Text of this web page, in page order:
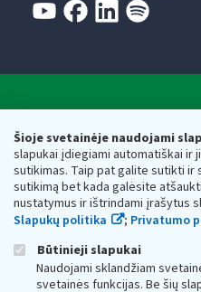
Šioje svetainėje naudojami
slapukai įdiegiami automatiškai ir
sutikimas. Taip pat galite sutikti ir
sutikimą bet kada galėsite
nustatymus ir ištrindami įrašytus
Slapukų politika
; Privatumo
Būtinieji slapukai
Naudojami sklandžiam
svetainės funkcijas. Be šių
Respublikos finansų
Biudžetinė įstaiga. Juridinio
adresas: Vasario 16-osios g. 14,
vmi@vmi.lt, E. pristatymo dėžutės
Duomenys apie Valstybinę
Respublikos finansų ministerijos